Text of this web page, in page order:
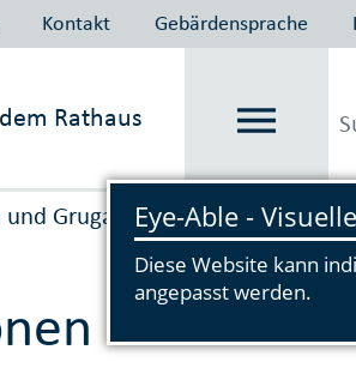
Kontakt Gebärdensprache
Rathaus
Gruga Vorlesen
des